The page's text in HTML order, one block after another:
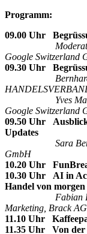
Programm:
09.00 Uhr
Moderation:
Google Switzerland
09.30 Uhr
Bernhard
Yves Maeder,
Google Switzerland
09.50 Uhr
Updates
Sara Bernard,
GmbH
10.20 Uhr
10.30 Uhr AI in
Handel von morgen
Fabian
Marketing, Brack AG
11.10 Uhr
11.35 Uhr Von der